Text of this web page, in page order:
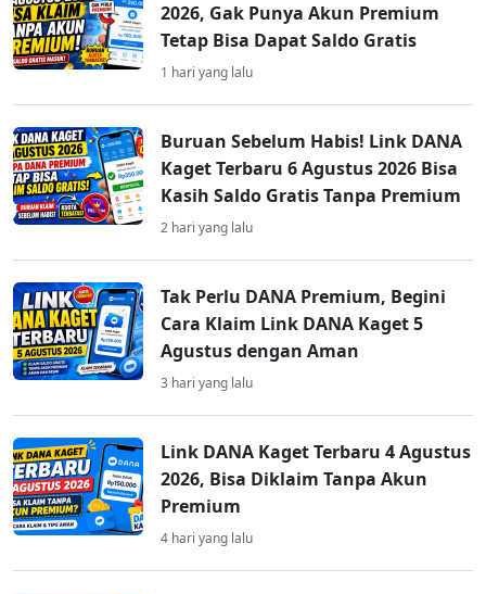
2026, Gak Punya Akun Premium
Tetap Bisa Dapat Saldo Gratis
1 hari yang lalu
Buruan Sebelum Habis! Link DANA
Kaget Terbaru 6 Agustus 2026 Bisa
Kasih Saldo Gratis Tanpa Premium
2 hari yang lalu
Tak Perlu DANA Premium, Begini
Cara Klaim Link DANA Kaget 5
Agustus dengan Aman
3 hari yang lalu
Link DANA Kaget Terbaru 4 Agustus
2026, Bisa Diklaim Tanpa Akun
Premium
4 hari yang lalu